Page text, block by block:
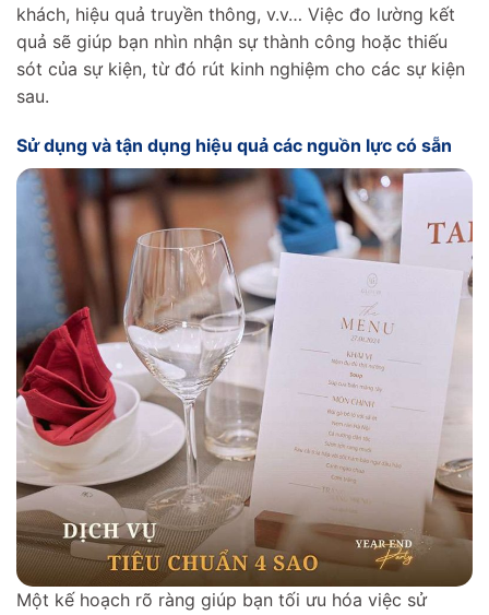
khách, hiệu quả truyền thông, v.v… Việc đo lường kết
quả sẽ giúp bạn nhìn nhận sự thành công hoặc thiếu
sót của sự kiện, từ đó rút kinh nghiệm cho các sự kiện
sau.
Sử dụng và tận dụng hiệu quả các nguồn lực có sẵn
Một kế hoạch rõ ràng giúp bạn tối ưu hóa việc sử